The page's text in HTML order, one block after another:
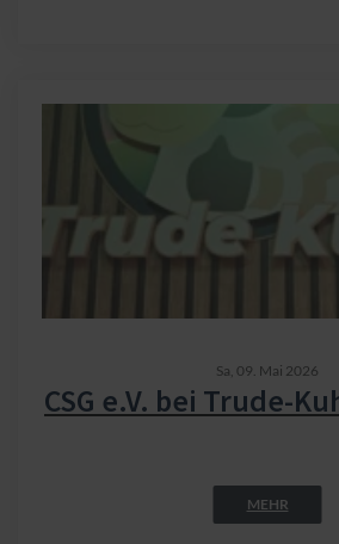
Sa, 09. Mai 2026
CSG e.V. bei Trude-
MEHR